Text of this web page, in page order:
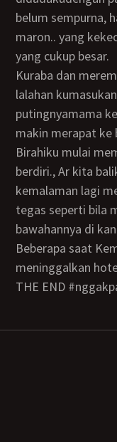
belum sempurna,
maron.. yang
yang cukup besar.
Kuraba dan meremas buah dada itu, dan perlahan
lalahan
putingnyamama
makin merapat ke
Birahiku mulai membakarnya namun tiba2 mama
berdiri., Ar kita
kemalaman lagi
tegas seperti bila
bawahannya di
Beberapa saat Kemudian, kami bergegas
meninggalkan
THE END